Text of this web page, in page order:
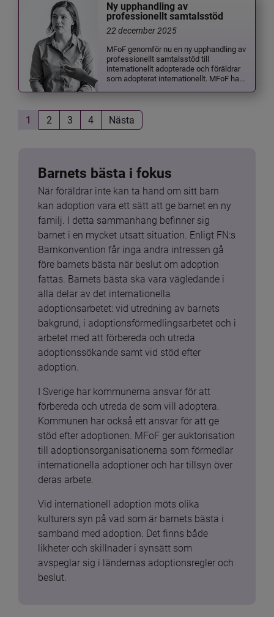
Ny upphandling av
professionellt samtalsstöd
22 december 2025
MFoF genomför nu en ny upphandling av
professionellt samtalsstöd till
internationellt adopterade och föräldrar
som adopterat internationellt. MFoF ha...
1 2 3 4 Nästa
Barnets bästa i fokus
När föräldrar inte kan ta hand om sitt barn
kan adoption vara ett sätt att ge barnet en ny
familj. I detta sammanhang befinner sig
barnet i en mycket utsatt situation. Enligt FN:s
Barnkonvention får inga andra intressen gå
före barnets bästa när beslut om adoption
fattas. Barnets bästa ska vara vägledande i
alla delar av det internationella
adoptionsarbetet: vid utredning av barnets
bakgrund, i adoptionsförmedlingsarbetet och i
arbetet med att förbereda och utreda
adoptionssökande samt vid stöd efter
adoption.
I Sverige har kommunerna ansvar för att
förbereda och utreda de som vill adoptera.
Kommunen har också ett ansvar för att ge
stöd efter adoptionen. MFoF ger auktorisation
till adoptionsorganisationerna som förmedlar
internationella adoptioner och har tillsyn över
deras arbete.
Vid internationell adoption möts olika
kulturers syn på vad som är barnets bästa i
samband med adoption. Det finns både
likheter och skillnader i synsätt som
avspeglar sig i ländernas adoptionsregler och
beslut.